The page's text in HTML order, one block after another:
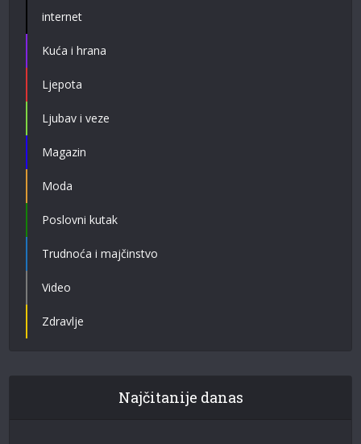
internet
Kuća i hrana
Ljepota
Ljubav i veze
Magazin
Moda
Poslovni kutak
Trudnoća i majčinstvo
Video
Zdravlje
Najčitanije danas